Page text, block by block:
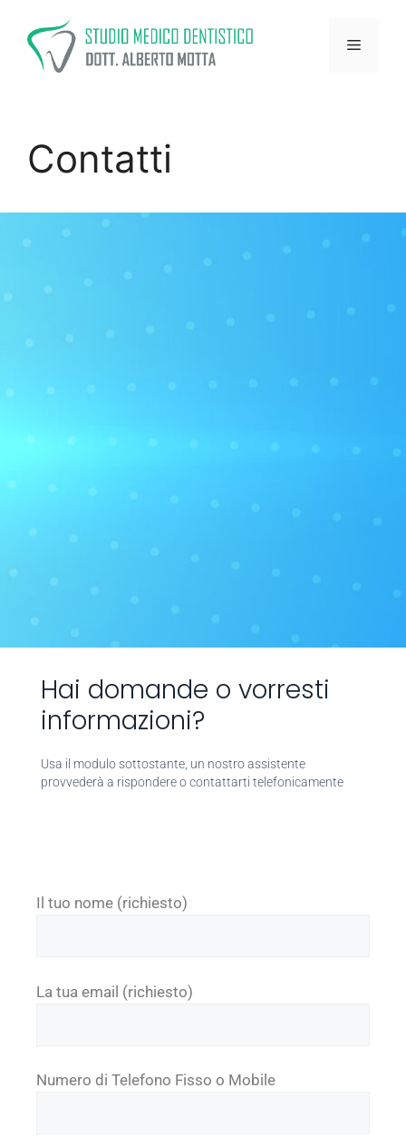
Contatti
Hai domande o vorresti
informazioni?
Usa il modulo sottostante, un nostro assistente
provvederà a rispondere o contattarti telefonicamente
Il tuo nome (richiesto)
La tua email (richiesto)
Numero di Telefono Fisso o Mobile